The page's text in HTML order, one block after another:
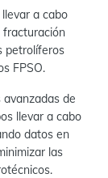
a cabo
fracturación
petrolíferos
FPSO.
de
llevar a cabo
datos en
las